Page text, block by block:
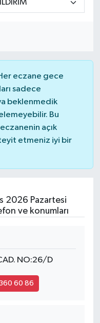
eczane gece
sadece
beklenmedik
Bu
açık
etmeniz iyi bir
2026 Pazartesi
ve konumları
NO:26/D
60 86